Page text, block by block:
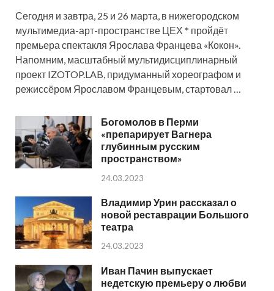
Сегодня и завтра, 25 и 26 марта, в нижегородском
мультимедиа-арт-пространстве ЦЕХ * пройдёт
премьера спектакля Ярослава Францева «Кокон».
Напомним, масштабный мультидисциплинарный
проект IZOTOP.LAB, придуманный хореографом и
режиссёром Ярославом Францевым, стартовал …
Богомолов в Перми
«препарирует Вагнера
глубинным русским
пространством»
24.03.2023
Владимир Урин рассказал о
новой реставрации Большого
театра
24.03.2023
Иван Пачин выпускает
недетскую премьеру о любви